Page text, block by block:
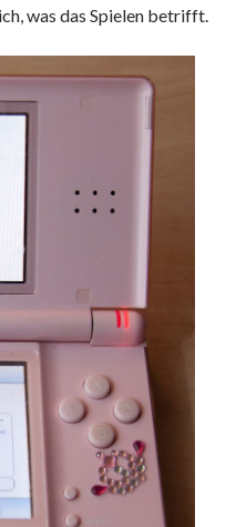
was das Spielen betrifft.